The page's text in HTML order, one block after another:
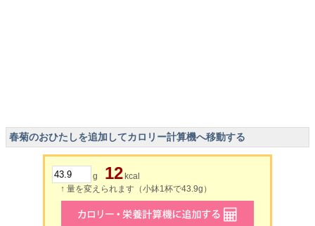
春菊のおひたしを追加してカロリー計算機へ移動する
g 12 kcal
↑ 量を変えられます（小鉢1杯で43.9g）